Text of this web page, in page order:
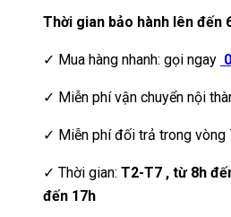
Thời gian bảo hành lên đến
✓ Mua hàng nhanh: gọi ngay
✓ Miễn phí vận chuyển nội
✓ Miễn phí đối trả trong vòng
✓ Thời gian: T2-T7 , từ 8h
đến 17h